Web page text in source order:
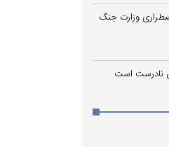
وزارت جنگ
نادرست است